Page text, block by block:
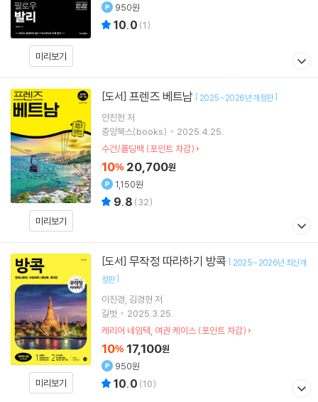
미리보기
950원
10.0 (1)
미리보기
[도서] 프렌즈 베트남 [ 2025~2026년 개정판]
안진헌 저
중앙북스(books)
2025.4.25.
수건/폴딩백 (포인트 차감)
10% 20,700원
1,150원
9.8 (32)
미리보기
[도서] 무작정 따라하기 방콕 [ 2025~2026년 최신개
정판]
이진경 김경현 저
길벗
2025.3.25.
캐리어 네임택, 여권 케이스 (포인트 차감)
10% 17,100원
950원
10.0 (10)